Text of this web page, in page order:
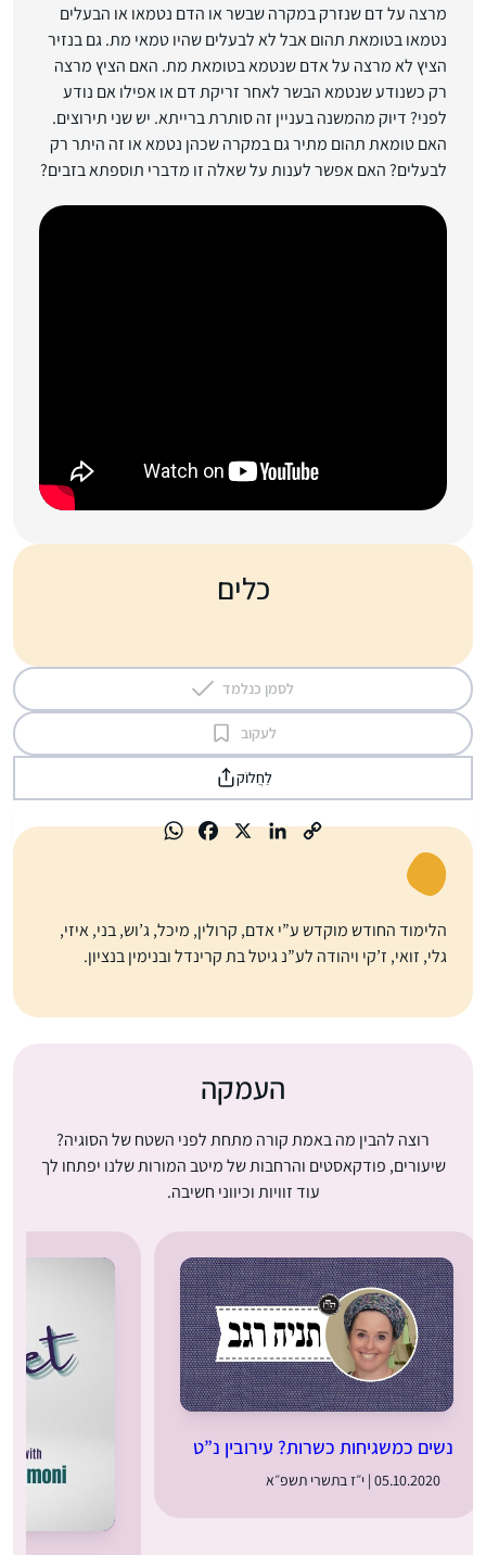
מרצה על דם שנזרק במקרה שבשר או הדם נטמאו או הבעלים
נטמאו בטומאת תהום אבל לא לבעלים שהיו טמאי מת. גם בנזיר
הציץ לא מרצה על אדם שנטמא בטומאת מת. האם הציץ מרצה
רק כשנודע שנטמא הבשר לאחר זריקת דם או אפילו אם נודע
לפני? דיוק מהמשנה בעניין זה סותרת ברייתא. יש שני תירוצים.
האם טומאת תהום מתיר גם במקרה שכהן נטמא או זה היתר רק
לבעלים? האם אפשר לענות על שאלה זו מדברי תוספתא בזבים?
כלים
לסמן כנלמד
לעקוב
לַחֲלוֹק
הלימוד החודש מוקדש ע”י אדם, קרולין, מיכל, ג’וש, בני, איזי,
גלי, זואי, ז’קי ויהודה לע”נ גיטל בת קרינדל ובנימין בנציון.
העמקה
רוצה להבין מה באמת קורה מתחת לפני השטח של הסוגיה?
שיעורים, פודקאסטים והרחבות של מיטב המורות שלנו יפתחו לך
עוד זוויות וכיווני חשיבה.
נשים כמשגיחות כשרות? עירובין נ”ט
05.10.2020 | י״ז בתשרי תשפ״א